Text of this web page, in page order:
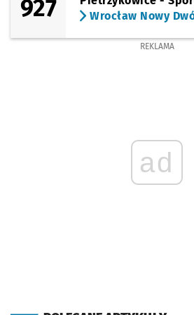
927
Wrocław Nowy
REKLAMA
ad